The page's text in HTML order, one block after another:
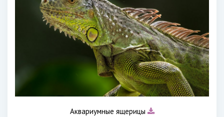
Аквариумные ящерицы